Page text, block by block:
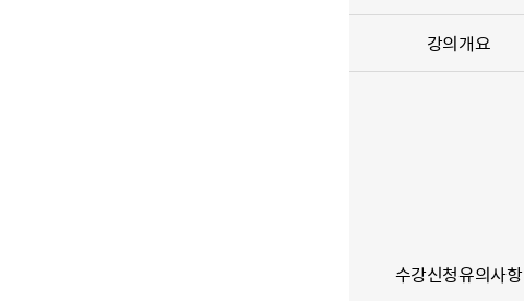
강의개요
수강신청유의사항